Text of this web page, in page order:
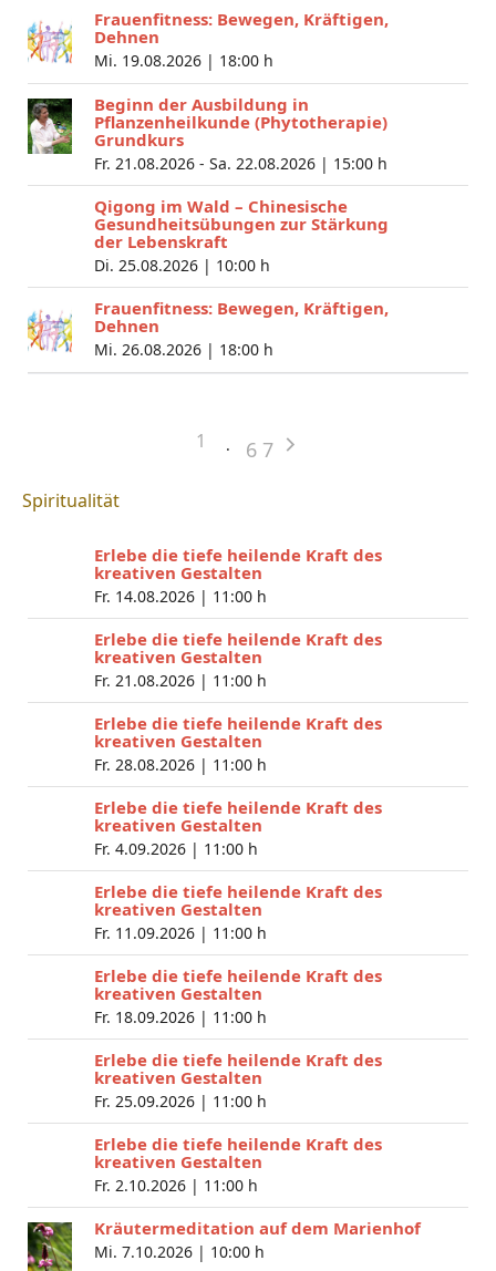
Frauenfitness: Bewegen, Kräftigen,
Dehnen
Mi. 19.08.2026 | 18:00 h
Beginn der Ausbildung in
Pflanzenheilkunde (Phytotherapie)
Grundkurs
Fr. 21.08.2026 - Sa. 22.08.2026 | 15:00 h
Qigong im Wald – Chinesische
Gesundheitsübungen zur Stärkung
der Lebenskraft
Di. 25.08.2026 | 10:00 h
Frauenfitness: Bewegen, Kräftigen,
Dehnen
Mi. 26.08.2026 | 18:00 h
1 6 7
Spiritualität
Erlebe die tiefe heilende Kraft des
kreativen Gestalten
Fr. 14.08.2026 | 11:00 h
Erlebe die tiefe heilende Kraft des
kreativen Gestalten
Fr. 21.08.2026 | 11:00 h
Erlebe die tiefe heilende Kraft des
kreativen Gestalten
Fr. 28.08.2026 | 11:00 h
Erlebe die tiefe heilende Kraft des
kreativen Gestalten
Fr. 4.09.2026 | 11:00 h
Erlebe die tiefe heilende Kraft des
kreativen Gestalten
Fr. 11.09.2026 | 11:00 h
Erlebe die tiefe heilende Kraft des
kreativen Gestalten
Fr. 18.09.2026 | 11:00 h
Erlebe die tiefe heilende Kraft des
kreativen Gestalten
Fr. 25.09.2026 | 11:00 h
Erlebe die tiefe heilende Kraft des
kreativen Gestalten
Fr. 2.10.2026 | 11:00 h
Kräutermeditation auf dem Marienhof
Mi. 7.10.2026 | 10:00 h